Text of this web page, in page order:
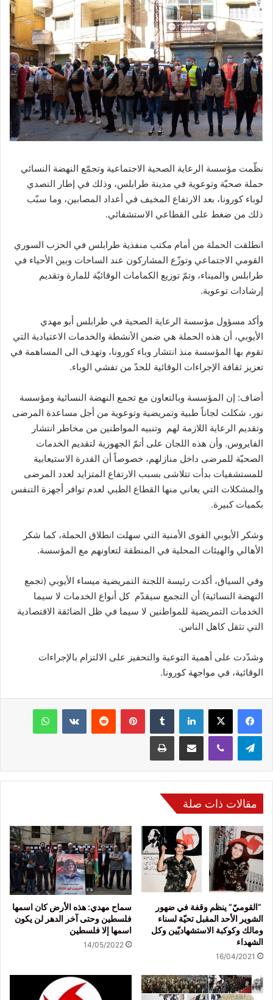
نظّمت مؤسسة الرعاية الصحية الاجتماعية وتجمّع النهضة النسائي
حملة صحيّة وتوعوية في مدينة طرابلس، وذلك في إطار التصدي
لوباء كورونا، بعد الارتفاع المخيف في أعداد المصابين، وما سبّب
ذلك من ضغط على القطاعي الاستشفائي.
انطلقت الحملة من أمام مكتب منفذية طرابلس في الحزب السوري
القومي الاجتماعي وتوزّع المشاركون عند الساحات وبين الأحياء في
طرابلس والميناء، وتمّ توزيع الكمامات الوقائيّة للمارة وتقديم
إرشادات توعوية.
وأكد مسؤول مؤسسة الرعاية الصحية في طرابلس أبو مهدي
الأيوبي، أن هذه الحملة هي ضمن الأنشطة والخدمات الاعتيادية التي
تقوم بها المؤسسة منذ انتشار وباء كورونا، وتهدف الى المساهمة في
تعزيز ثقافة الإجراءات الوقائية للحدّ من تفشي الوباء.
أضاف: إن المؤسسة وبالتعاون مع تجمع النهضة النسائية ومؤسسة
نور، شكلت لجاناً طبية وتمريضية وتوعوية من أجل مساعدة المرضى
وتقديم الرعاية اللازمة لهم وتنبيه المواطنين من مخاطر انتشار
الفايروس. وأن هذه اللجان على أتمّ الجهوزية لتقديم الخدمات
الصحيّة للمرضى داخل منازلهم، خصوصاً أن القدرة الاستيعابية
للمستشفيات بدأت تتلاشى بسبب الارتفاع المتزايد لعدد المرضى
والمشكلات التي يعاني منها القطاع الطبي لعدم توافر أجهزة التنفس
بكميات كبيرة.
وشكر الأيوبي القوى الأمنية التي سهلت انطلاق الحملة، كما شكر
الأهالي والهيئات المحلية في المنطقة لتعاونهم مع المؤسسة.
وفي السياق، أكدت رئيسة اللجنة التمريضية ميساء الأيوبي (تجمع
النهضة النسائية) أن التجمع سيقدّم كل أنواع الخدمات لا سيما
الخدمات التمريضية للمواطنين لا سيما في ظل الضائقة الاقتصادية
التي تثقل كاهل الناس.
وشدّدت على أهمية التوعية والتحفيز على الالتزام بالإجراءات
الوقائية، في مواجهة كورونا.
فيسبوك لينكدإن بينتيريست
مقالات ذات صلة
“القوميّ” ينظم وقفة في ضهور
الشوير الأحد المقبل تحيّة لسناء
ومالك وكوكبة الاستشهاديّين وكل
الشهداء
16/04/2021
سماح مهدي: هذه الأرض كان اسمها
فلسطين وحتى آخر الدهر لن يكون
اسمها إلا فلسطين
14/05/2022